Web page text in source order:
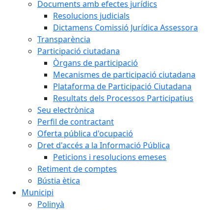
Documents amb efectes jurídics
Resolucions judicials
Dictamens Comissió Jurídica Assessora
Transparència
Participació ciutadana
Òrgans de participació
Mecanismes de participació ciutadana
Plataforma de Participació Ciutadana
Resultats dels Processos Participatius
Seu electrònica
Perfil de contractant
Oferta pública d'ocupació
Dret d'accés a la Informació Pública
Peticions i resolucions emeses
Retiment de comptes
Bústia ètica
Municipi
Polinyà